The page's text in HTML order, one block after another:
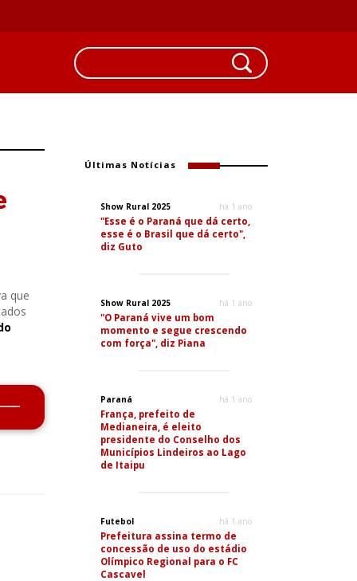
que
Últimas Notícias
Show Rural 2025 há 1 ano
"Esse é o Paraná que dá certo,
esse é o Brasil que dá certo",
diz Guto
Show Rural 2025 há 1 ano
"O Paraná vive um bom
momento e segue crescendo
com força", diz Piana
Paraná há 1 ano
França, prefeito de
Medianeira, é eleito
presidente do Conselho dos
Municípios Lindeiros ao Lago
de Itaipu
Futebol há 1 ano
Prefeitura assina termo de
concessão de uso do estádio
Olímpico Regional para o FC
Cascavel